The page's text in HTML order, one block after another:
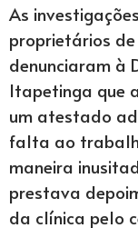
As
proprietários
denunciaram à
Itapetinga que
um atestado
falta ao
maneira
prestava
da clínica pelo